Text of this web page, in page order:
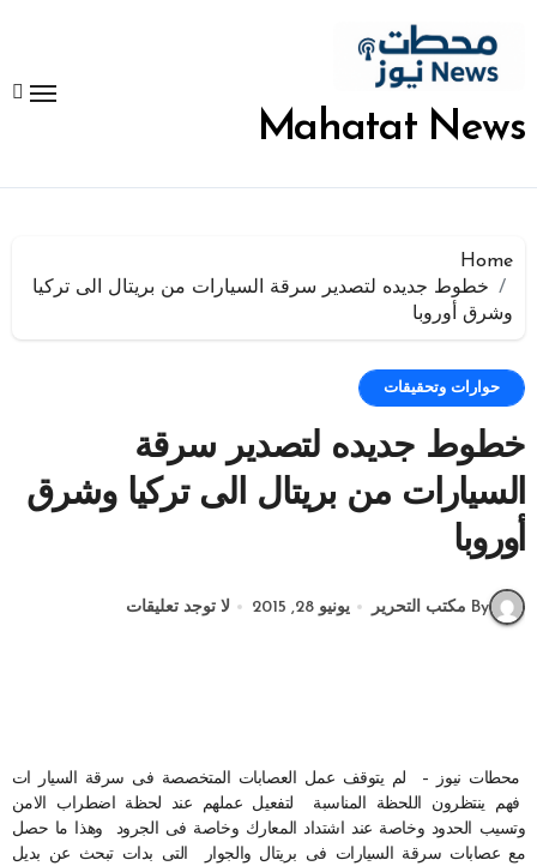
المحتوى
Mahatat News
Home
خطوط جديده لتصدير سرقة السيارات من بريتال الى تركيا
وشرق أوروبا
حوارات وتحقيقات
خطوط جديده لتصدير سرقة
السيارات من بريتال الى تركيا وشرق
أوروبا
By مكتب التحرير يونيو 28, 2015 لا توجد تعليقات
محطات نيوز – لم يتوقف عمل العصابات المتخصصة فى سرقة السيار ات
فهم ينتظرون اللحظة المناسبة لتفعيل عملهم عند لحظة اضطراب الامن
وتسيب الحدود وخاصة عند اشتداد المعارك وخاصة فى الجرود وهذا ما حصل
مع عصابات سرقة السيارات فى بريتال والجوار التى بدات تبحث عن بديل